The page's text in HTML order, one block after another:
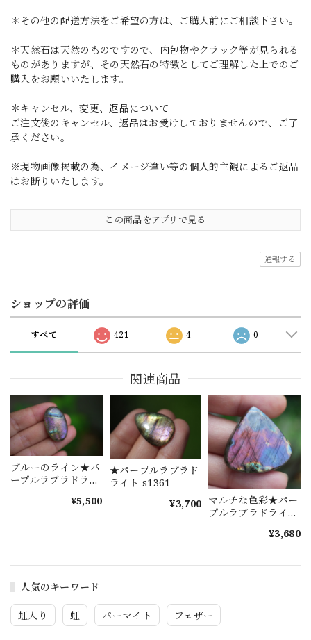
人気のキーワード
虹入り 虹 パーマイト フェザー
＊その他の配送方法をご希望の方は、ご購入前にご相談下さい。
＊天然石は天然のものですので、内包物やクラック等が見られる
ものがありますが、その天然石の特徴としてご理解した上でのご
購入をお願いいたします。
＊キャンセル、変更、返品について
ご注文後のキャンセル、返品はお受けしておりませんので、ご了
承ください。
※現物画像掲載の為、イメージ違い等の個人的主観によるご返品
はお断りいたします。
この商品をアプリで見る
通報する
ショップの評価
すべて 421 4 0
関連商品
ブルーのライン★パ
ープルラブラドライ
¥5,500
★パープルラブラド
ライト s1361
¥3,700 マルチな色彩★パー
プルラブラドライ
¥3,680